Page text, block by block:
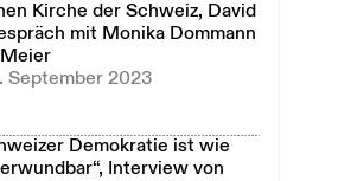
Kirche der Schweiz, David
mit Monika Dommann
September 2023
Demokratie ist wie
Interview von